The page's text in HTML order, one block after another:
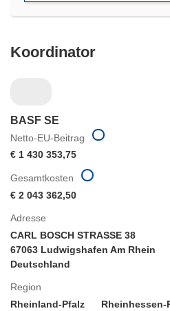
Koordinator
BASF SE
Netto-EU-Beitrag
€ 1 430 353,75
Adresse
CARL BOSCH STRASSE 38
67063 Ludwigshafen Am Rhein
Deutschland
Region
Rheinland-Pfalz
Rheinhessen-
Gesamtkosten
€ 2 043 362,50